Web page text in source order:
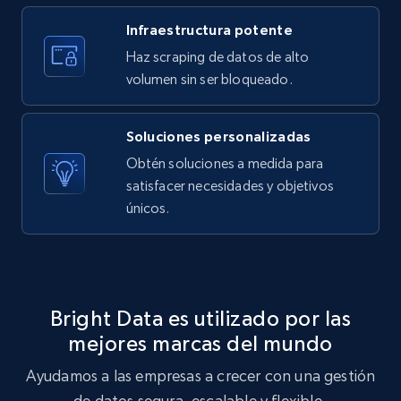
Amazon products search
Asin, URL, Name, Sponsored, Initial price, Final
181+ Prueba gratuita
Target
1.3K+ 176+ Prueba gratuita
Infraestructura potente
Haz scraping de datos de alto
volumen sin ser bloqueado.
Soluciones personalizadas
Obtén soluciones a medida para
satisfacer necesidades y objetivos
únicos.
Bright Data es utilizado por las
mejores marcas del mundo
Ayudamos a las empresas a crecer con una gestión